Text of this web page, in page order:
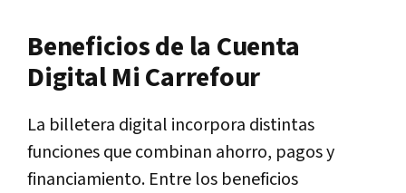
Beneficios de la Cuenta
Digital Mi Carrefour
La billetera digital incorpora distintas
funciones que combinan ahorro, pagos y
financiamiento. Entre los beneficios